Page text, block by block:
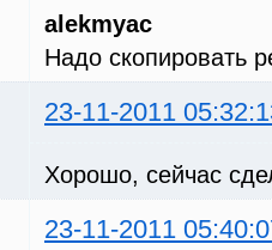
alekmyac
Надо скопировать
23-11-2011
Хорошо, сейчас
23-11-2011